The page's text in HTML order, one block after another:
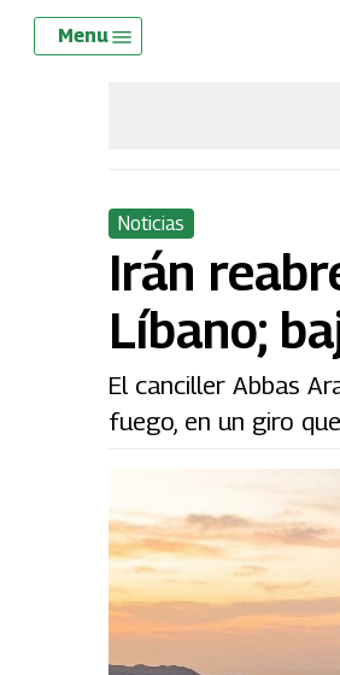
Skip
Menu
Noticias
Irán
Líbano;
El canciller Abbas
fuego, en un giro
Menu